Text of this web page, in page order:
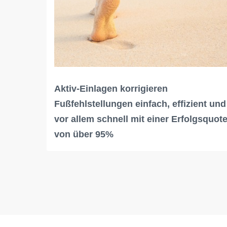
Aktiv-Einlagen korrigieren
Fußfehlstellungen einfach, effizient und
vor allem schnell mit einer Erfolgsquote
von über 95%